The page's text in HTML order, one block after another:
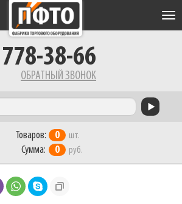
778-38-66
ОБРАТНЫЙ ЗВОНОК
Товаров: 0 шт.
Сумма: 0 руб.